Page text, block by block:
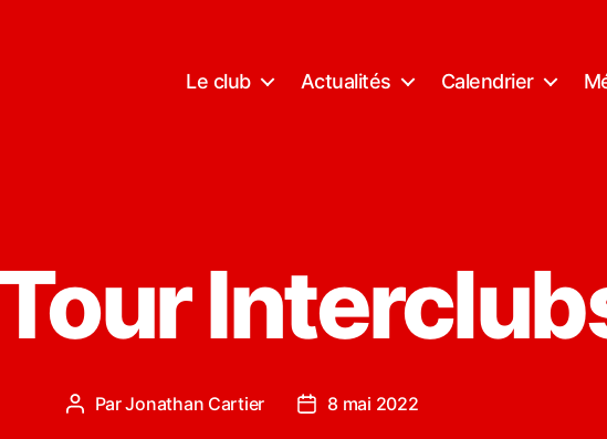
Le club Actualités Calendrier
Auteur
ParJonathan Cartier
Date8 mai 2022